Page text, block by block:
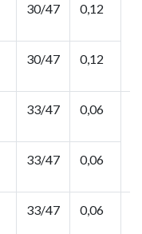
30/47 0,12
30/47 0,12
33/47 0,06
33/47 0,06
33/47 0,06